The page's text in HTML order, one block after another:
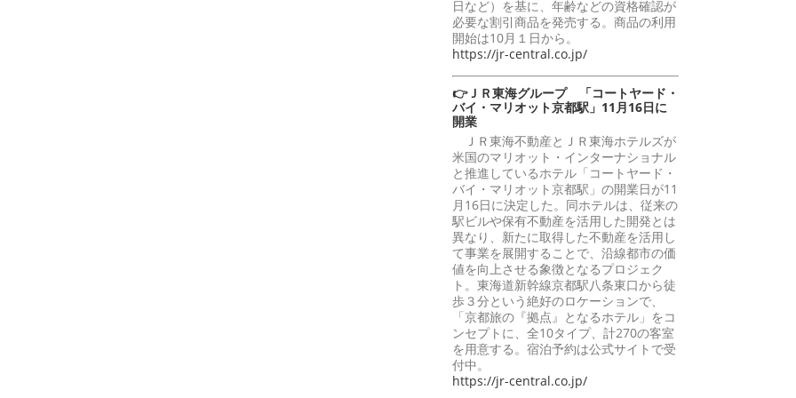
日など）を基に、年齢などの資格確認が
必要な割引商品を発売する。商品の利用
開始は10月１日から。
https://jr-central.co.jp/
👉ＪＲ東海グループ 「コートヤード・
バイ・マリオット京都駅」11月16日に
開業
ＪＲ東海不動産とＪＲ東海ホテルズが
米国のマリオット・インターナショナル
と推進しているホテル「コートヤード・
バイ・マリオット京都駅」の開業日が11
月16日に決定した。同ホテルは、従来の
駅ビルや保有不動産を活用した開発とは
異なり、新たに取得した不動産を活用し
て事業を展開することで、沿線都市の価
値を向上させる象徴となるプロジェク
ト。東海道新幹線京都駅八条東口から徒
歩３分という絶好のロケーションで、
「京都旅の『拠点』となるホテル」をコ
ンセプトに、全10タイプ、計270の客室
を用意する。宿泊予約は公式サイトで受
付中。
https://jr-central.co.jp/